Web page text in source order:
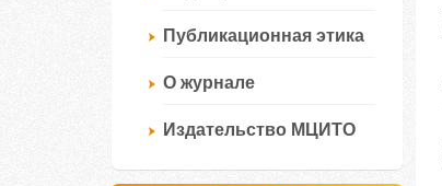
Публикационная этика
О журнале
Издательство МЦИТО